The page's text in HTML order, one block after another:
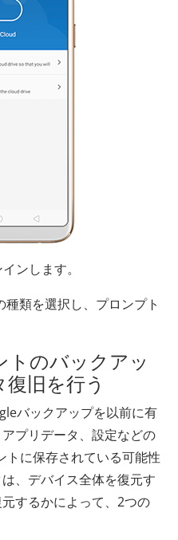
ンします。
類を選択し、プロンプト
トのバックアッ
旧を行う
バックアップを以前に有
プリデータ、設定などの
に保存されている可能性
、デバイス全体を復元す
するかによって、2つの